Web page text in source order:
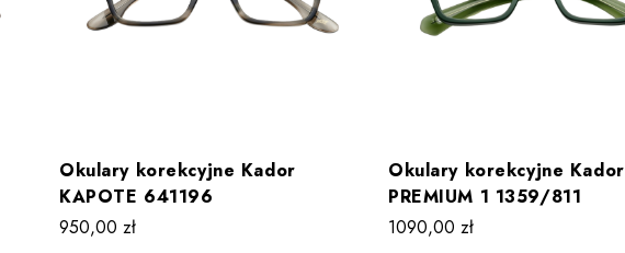
Okulary korekcyjne Kador
KAPOTE 641196
950,00 zł
Okulary korekcyjne Kador
PREMIUM 1 1359/811
1090,00 zł